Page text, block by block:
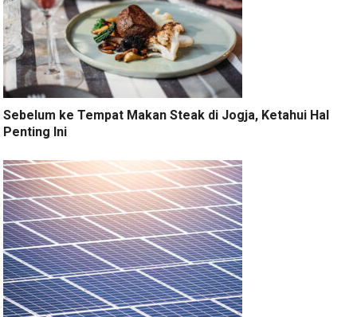
Sebelum ke Tempat Makan Steak di Jogja, Ketahui Hal
Penting Ini